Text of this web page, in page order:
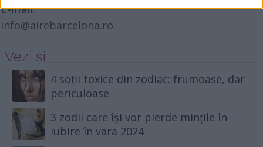
E-mail:
info@airebarcelona.ro
Vezi și
4 soții toxice din zodiac: frumoase, dar
periculoase
3 zodii care își vor pierde mințile în
iubire în vara 2024